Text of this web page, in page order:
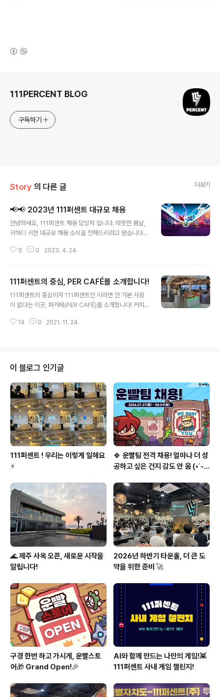
111PERCENT BLOG
구독하기
Story 의 다른 글 더보기
📢📢 2023년 111퍼센트 대규모 채용
안녕하세요, 111퍼센트 채용 담당자 입니다. 따뜻한 봄날,
귀하디 귀한 대규모 채용 소식을 전해드리려고 왔습니다
에서 모집합니다. 🚀 채용 오픈 포지션 ▶ 개발직군 : 클라
기획자, 웹기획자, 콘텐츠기획자 등 ▶ 아트직군 : UI/UX디
자인, 영상콘텐츠디자인, 일러스트레이터, 애니메이터 등
▶ 사업/마케팅/경영지원 : 글로벌 퍼포먼스 마케터, 사업P
채용공고 확인하기 ▶ https://recruit.111percent.net/
0 0 2023. 4. 24.
111퍼센트의 중심, PER CAFÉ를 소개합니다!
111퍼센트의 중심이자 111퍼센트인 이라면 안 가본 사람
이 없다는 이곳, 퍼카페(PER CAFÉ)를 소개합니다! 커피
지 111퍼센트만을 위해 지어진 곳입니다. 111퍼센트는 급
의 분위기에서 벗어나 더 편하게 소통을 나눌 수 있는 곳,
맛있고 다양한 메뉴와 먹거리로 업무의 효율성을 높일 수
있는 곳. 바로 퍼카페입니다. 오늘은 이러한 퍼카페의 마스
코트 리리님과 인터뷰를 해보았습니다. (1) 안녕하세요 리
리님! 자기소개 부탁드립니다. 안녕하세요, 저는 111퍼센트
의 맛과 즐거움을 책..
14 0 2021. 11. 24.
이 블로그 인기글
111퍼센트 ! 우리는 이렇게 일해요
⚡
🍀 운빨팀 전격 채용! 얼마나 더 성
공하고 싶은 건지 감도 안 옴 (◦︎˙-˙
🌊 제주 사옥 오픈, 새로운 시작을
알립니다!
2026년 하반기 타운홀, 더 큰 도
약을 위한 준비 🚀
구경 한번 하고 가시게, 운빨스토
어🎁 Grand Open!🎉
AI와 함께 만드는 나만의 게임!👾
111퍼센트 사내 게임 챌린지!